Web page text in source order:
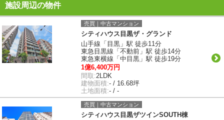
施設周辺の物件
売買｜中古マンション
シティハウス目黒ザ・グランド
山手線「目黒」駅 徒歩11分
東急目黒線「不動前」駅 徒歩14分
東急東横線「中目黒」駅 徒歩19分
1億6,400万円
間取:2LDK
建物面積:- / 16.68坪
土地面積:- / -
売買｜中古マンション
シティハウス目黒ザツインSOUTH棟